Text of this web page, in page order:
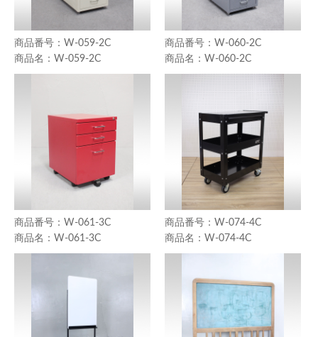
W-059-2C
W-059-2C
W-060-2C
W-060-2C
W-061-3C
W-061-3C
W-074-4C
W-074-4C